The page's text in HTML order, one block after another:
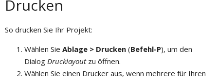
Drucken
So drucken Sie Ihr Projekt:
Wählen Sie Ablage > Drucken (Befehl-P), um den
Dialog Drucklayoutzu öffnen.
Wählen Sie einen Drucker aus, wenn mehrere für Ihren